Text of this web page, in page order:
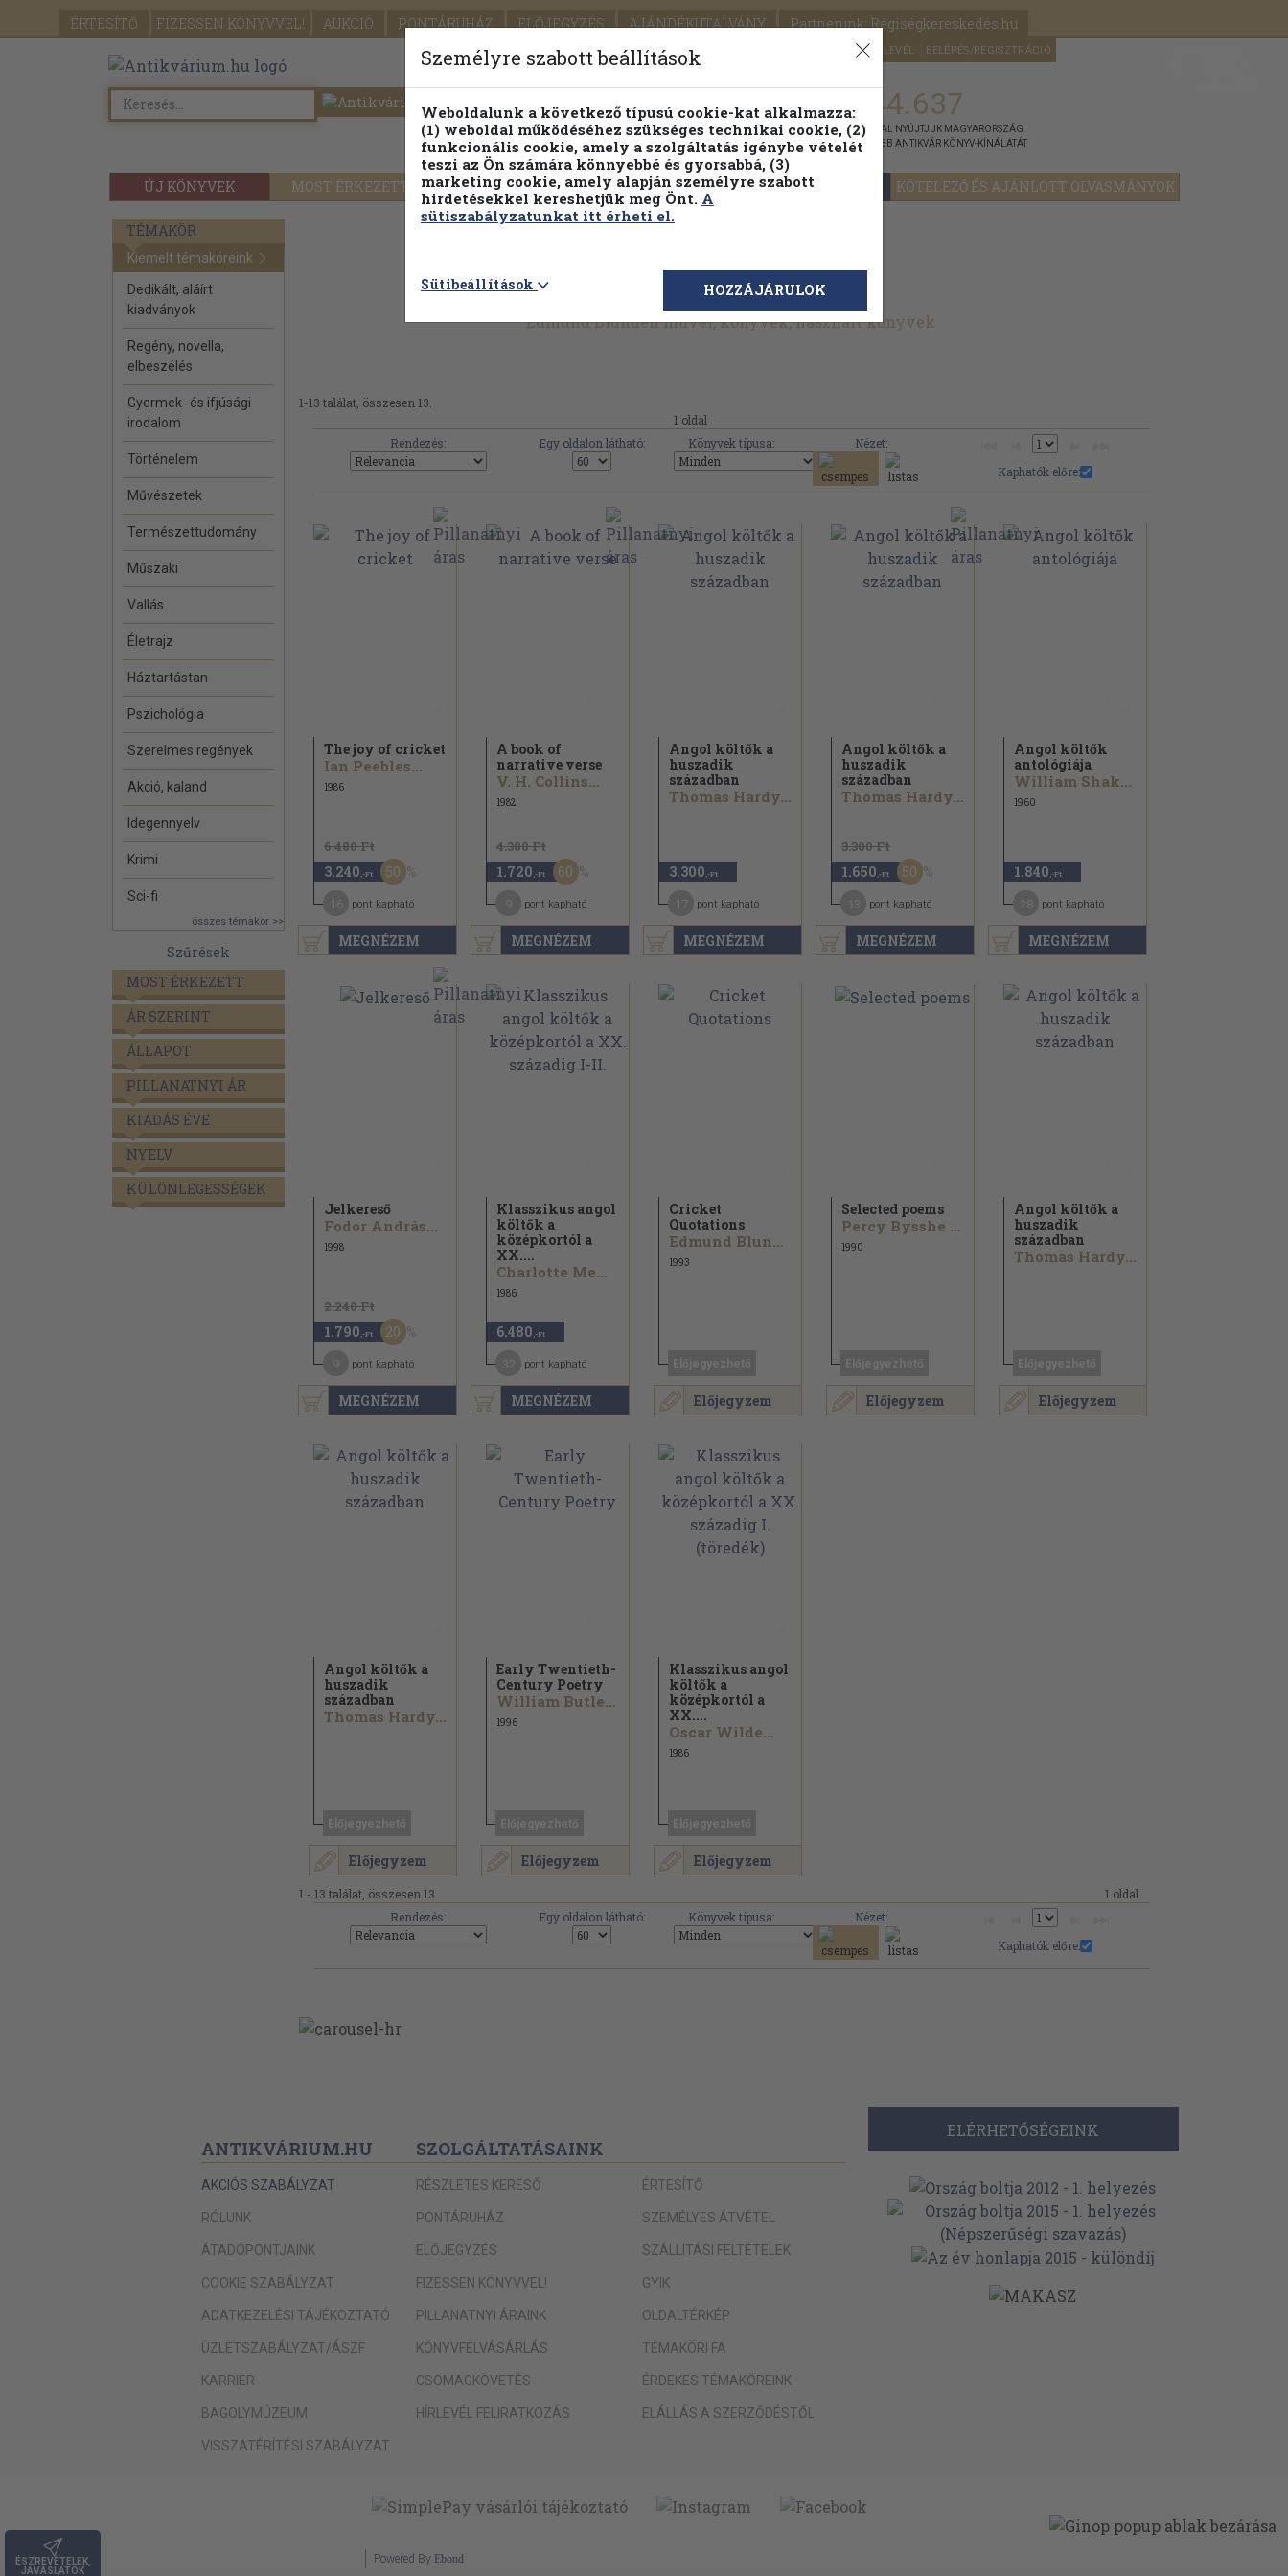
ÉRTESÍTŐ FIZESSEN KÖNYVVEL! AUKCIÓ PONTÁRUHÁZ ELŐJEGYZÉS AJÁNDÉKUTALVÁNY Partnerünk: Régiségkereskedés.hu
SEGÍTSÉG HÍRLEVÉL BELÉPÉS/REGISZTRÁCIÓ
ÚJ KÖNYVEK MOST ÉRKEZETT PILLANATNYI ÁRAINK FENNTARTHATÓ OLVASMÁNYOK KÖTELEZŐ ÉS AJÁNLOTT OLVASMÁNYOK
Részletes kereső Témaköri fa 1.144.637
KIADVÁNNYAL NYÚJTJUK MAGYARORSZÁG
LEGNAGYOBB ANTIKVÁR KÖNYV-KÍNÁLATÁT
ÉSZREVÉTELEK,
JAVASLATOK
TÉMAKÖR
Kiemelt témaköreink
Dedikált, aláírt
kiadványok
Regény, novella,
elbeszélés
Gyermek- és ifjúsági
irodalom
Történelem
Művészetek
Természettudomány
Műszaki
Vallás
Életrajz
Háztartástan
Pszichológia
Szerelmes regények
Akció, kaland
Idegennyelv
Krimi
Sci-fi
összes témakör >>
Szűrések
MOST ÉRKEZETT
ÁR SZERINT
ÁLLAPOT
PILLANATNYI ÁR
KIADÁS ÉVE
NYELV
KÜLÖNLEGESSÉGEK
Edmund Blunden művei, könyvek, használt könyvek
1-13 találat, összesen 13.
1 oldal
Rendezés:
Egy oldalon látható: Könyvek típusa:
Nézet:
Kaphatók előre:
MEGNÉZEM
The joy of cricket
Ian Peebles...
1986
6.480 Ft
3.240 ,-Ft 50
pont kapható
MEGNÉZEM
A book of
narrative verse
V. H. Collins...
1982
4.300 Ft
1.720 ,-Ft 60
pont kapható
MEGNÉZEM
Angol költők a
huszadik
században
Thomas Hardy...
3.300 ,-Ft
pont kapható
MEGNÉZEM
Angol költők a
huszadik
században
Thomas Hardy...
3.300 Ft
1.650 ,-Ft 50
pont kapható
MEGNÉZEM
Angol költők
antológiája
William Shakespeare...
1960
1.840 ,-Ft
pont kapható
MEGNÉZEM
Jelkereső
Fodor András...
1998
2.240 Ft
1.790 ,-Ft 20
pont kapható
MEGNÉZEM
Klasszikus angol
költők a
középkortól a
XX....
Charlotte Mew...
1986
6.480 ,-Ft
pont kapható
Előjegyzem
Cricket
Quotations
Edmund Blunden...
1993
Előjegyzem
Selected poems
Percy Bysshe Shelley
1990
Előjegyzem
Angol költők a
huszadik
században
Thomas Hardy...
Előjegyzem
Angol költők a
huszadik
században
Thomas Hardy...
Előjegyzem
Early Twentieth-
Century Poetry
William Butler Yeats...
1996
Előjegyzem
Klasszikus angol
költők a
középkortól a
XX....
Oscar Wilde...
1986
1 - 13 találat, összesen 13.
1 oldal
Rendezés:
Egy oldalon látható: Könyvek típusa:
Nézet:
Kaphatók előre:
ANTIKVÁRIUM.HU
AKCIÓS SZABÁLYZAT
RÓLUNK
ÁTADÓPONTJAINK
COOKIE SZABÁLYZAT
ADATKEZELÉSI TÁJÉKOZTATÓ
ÜZLETSZABÁLYZAT/ÁSZF
KARRIER
BAGOLYMÚZEUM
VISSZATÉRÍTÉSI SZABÁLYZAT
SZOLGÁLTATÁSAINK
RÉSZLETES KERESŐ
PONTÁRUHÁZ
ELŐJEGYZÉS
FIZESSEN KÖNYVVEL!
PILLANATNYI ÁRAINK
KÖNYVFELVÁSÁRLÁS
CSOMAGKÖVETÉS
HÍRLEVÉL FELIRATKOZÁS
ÉRTESÍTŐ
SZEMÉLYES ÁTVÉTEL
SZÁLLÍTÁSI FELTÉTELEK
GYIK
OLDALTÉRKÉP
TÉMAKÖRI FA
ÉRDEKES TÉMAKÖREINK
ELÁLLÁS A SZERZŐDÉSTŐL
ELÉRHETŐSÉGEINK
Powered By Ebond
Személyre szabott beállítások
Weboldalunk a következő típusú cookie-kat alkalmazza:
(1) weboldal működéséhez szükséges technikai cookie, (2)
funkcionális cookie, amely a szolgáltatás igénybe vételét
teszi az Ön számára könnyebbé és gyorsabbá, (3)
marketing cookie, amely alapján személyre szabott
hirdetésekkel kereshetjük meg Önt. A
sütiszabályzatunkat itt érheti el.
Sütibeállítások HOZZÁJÁRULOK